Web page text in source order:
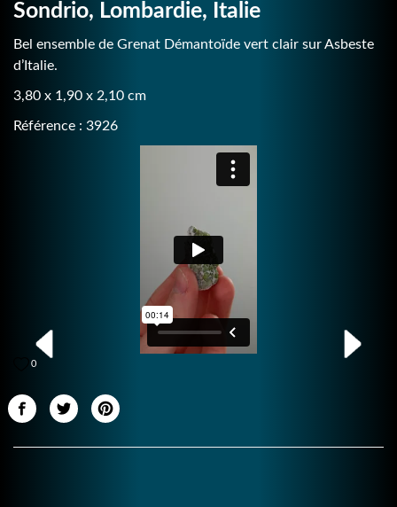
Sondrio, Lombardie, Italie
Bel ensemble de Grenat Démantoïde vert clair sur Asbeste
d’Italie.
3,80 x 1,90 x 2,10 cm
Référence : 3926
0